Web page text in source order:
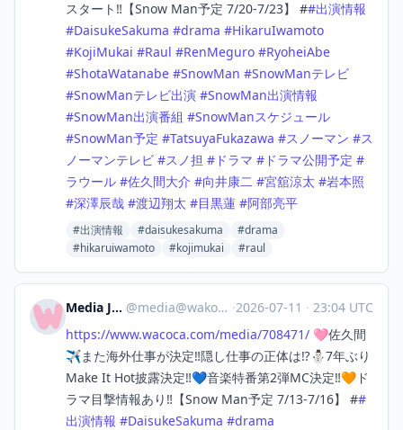
スタート‼️【Snow Man予定 7/20-7/23】 ##出演情報
#DaisukeSakuma #drama #HikaruIwamoto
#KojiMukai #Raul #RenMeguro #RyoheiAbe
#ShotaWatanabe #SnowMan #SnowManテレビ
#SnowManテレビ出演 #SnowMan出演情報
#SnowMan出演番組 #SnowManスケジュール
#SnowMan予定 #TatsuyaFukazawa #スノーマン #ス
ノーマンテレビ #スノ担 # ドラマ # ドラマ公開予定 #
ラウール #佐久間大介 #向井康二 #宮舘涼太 #岩本照
#深澤辰哉 #渡辺翔太 #目黒蓮 #阿部亮平
#出演情報 #daisukesakuma
#drama
#hikaruiwamoto
#kojimukai #raul
Media Japan @media@wakoka.com ·2026-07-11 · 23:04 UTC
https://www.wacoca.com/media/708471/ 🩷佐久間
✈️また海外仕事が決定‼️隠し仕事の正体は⁉️⛄7年ぶり
Make It Hot披露決定‼️💙音楽特番第2弾MC決定️‼️🧡ド
ラマ目撃情報あり️‼️【Snow Man予定 7/13-7/16】 ##
出演情報 #DaisukeSakuma #drama